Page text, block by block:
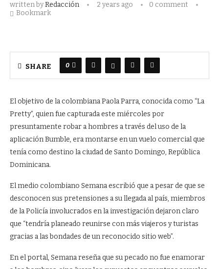
written byRedacción 2 years ago
0 comment
Bookmark
SHARE 0
El objetivo de la colombiana Paola Parra, conocida como “La
Pretty”, quien fue capturada este miércoles por
presuntamente robar a hombres a través del uso de la
aplicación Bumble, era montarse en un vuelo comercial que
tenía como destino la ciudad de Santo Domingo, República
Dominicana.
El medio colombiano Semana escribió que a pesar de que se
desconocen sus pretensiones a su llegada al país, miembros
de la Policía involucrados en la investigación dejaron claro
que “tendría planeado reunirse con más viajeros y turistas
gracias a las bondades de un reconocido sitio web”.
En el portal, Semana reseña que su pecado no fue enamorar